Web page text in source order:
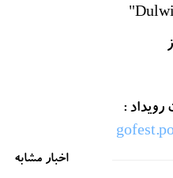
رویداد :
اخبار مشابه